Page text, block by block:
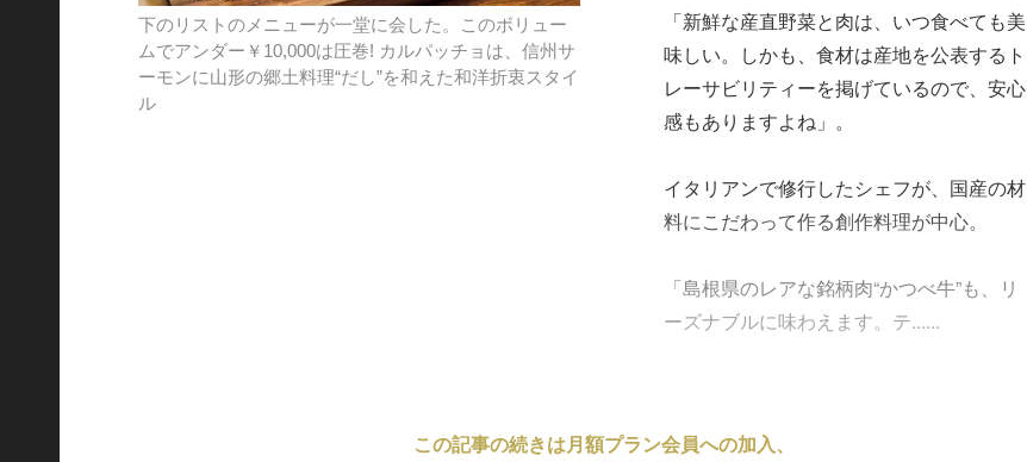
下のリストのメニューが一堂に会した。このボリュー
ムでアンダー￥10,000は圧巻! カルパッチョは、信州サ
ーモンに山形の郷土料理“だし”を和えた和洋折衷スタイ
ル
「新鮮な産直野菜と肉は、いつ食べても美
味しい。しかも、食材は産地を公表するト
レーサビリティーを掲げているので、安心
感もありますよね」。
イタリアンで修行したシェフが、国産の材
料にこだわって作る創作料理が中心。
「島根県のレアな銘柄肉“かつべ牛”も、リ
ーズナブルに味わえます。テ......
この記事の続きは月額プラン会員への加入、